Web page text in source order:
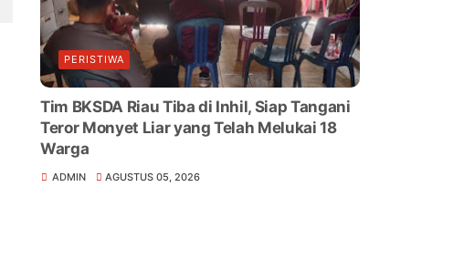
PERISTIWA
Tim BKSDA Riau Tiba di Inhil, Siap Tangani
Teror Monyet Liar yang Telah Melukai 18
Warga
ADMIN AGUSTUS 05, 2026